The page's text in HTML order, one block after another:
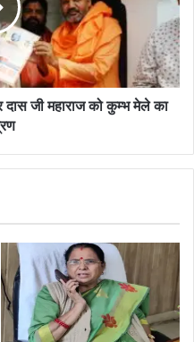
दास जी महाराज को कुम्भ मेले का